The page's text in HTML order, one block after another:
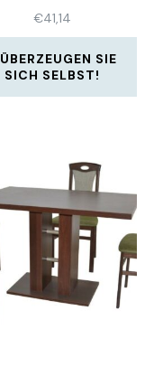
€41,14
ÜBERZEUGEN SIE
SICH SELBST!